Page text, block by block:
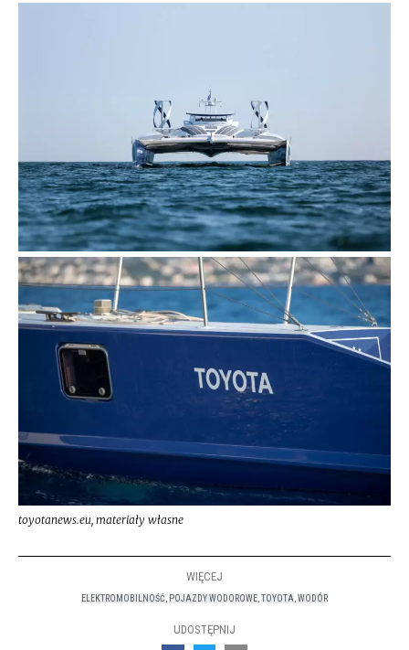
toyotanews.eu, materiały własne
WIĘCEJ
ELEKTROMOBILNOŚĆ, POJAZDY WODOROWE, TOYOTA,WODÓR
UDOSTĘPNIJ